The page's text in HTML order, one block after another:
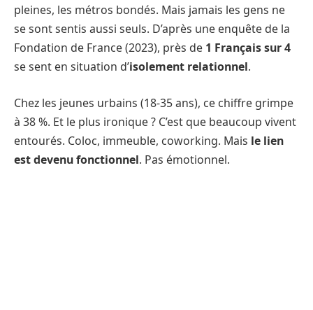
pleines, les métros bondés. Mais jamais les gens ne
se sont sentis aussi seuls. D’après une enquête de la
Fondation de France (2023), près de 1 Français sur 4
se sent en situation d’isolement relationnel.
Chez les jeunes urbains (18-35 ans), ce chiffre grimpe
à 38 %. Et le plus ironique ? C’est que beaucoup vivent
entourés. Coloc, immeuble, coworking. Mais le lien
est devenu fonctionnel. Pas émotionnel.